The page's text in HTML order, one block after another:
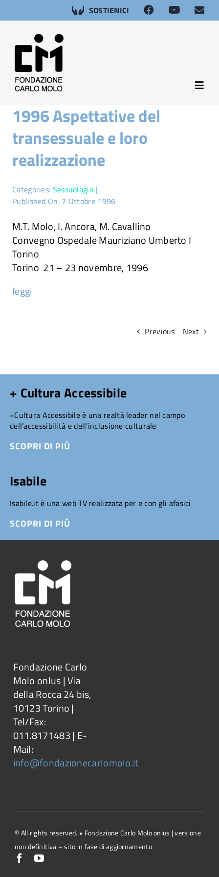
al
contenuto
SOSTIENICI
About
Attività
Ricerche
Convegni e articoli
1996 Aspettative del
transessuale e loro
realizzazione
Categories: Sessuologia |
Published On: 7 Ottobre 1996
M.T. Molo, I. Ancora, M. Cavallino
Convegno Ospedale Mauriziano Umberto I
Torino
Torino 21 – 23 novembre, 1996
leggi
Previous Next
+ Cultura Accessibile
+Cultura Accessibile è una realtà leader nel campo
dell’accessibilità e dell’inclusione culturale
SCOPRI DI PIÙ
Isabile
Isabile.it è una web TV realizzata per e con gli afasici
SCOPRI DI PIÙ
Fondazione Carlo
Molo onlus | Via
della Rocca 24 bis,
10123 Torino |
Tel/Fax:
011.8171483 | E-
Mail:
info@fondazionecarlomolo.it
© All rights reserved. • Fondazione Carlo Molo onlus | versione
non definitiva – sito in fase di aggiornamento